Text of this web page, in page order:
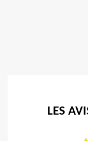
LES